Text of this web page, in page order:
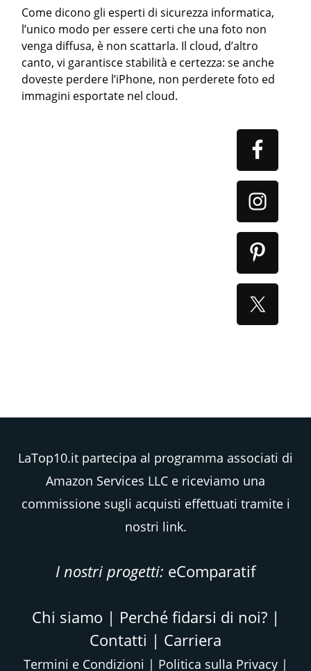
Come dicono gli esperti di sicurezza informatica,
l’unico modo per essere certi che una foto non
venga diffusa, è non scattarla. Il cloud, d’altro
canto, vi garantisce stabilità e certezza: se anche
doveste perdere l’iPhone, non perderete foto ed
immagini esportate nel cloud.
Primary
Sidebar
LaTop10.it partecipa al programma associati di
Amazon Services LLC e riceviamo una
commissione sugli acquisti effettuati tramite i
nostri link.
I nostri progetti: eComparatif
Chi siamo | Perché fidarsi di noi?|
Contatti | Carriera
Termini e Condizioni | Politica sulla Privacy|